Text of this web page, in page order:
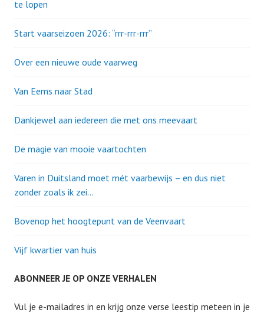
te lopen
Start vaarseizoen 2026: “rrr-rrr-rrr”
Over een nieuwe oude vaarweg
Van Eems naar Stad
Dankjewel aan iedereen die met ons meevaart
De magie van mooie vaartochten
Varen in Duitsland moet mét vaarbewijs – en dus niet
zonder zoals ik zei…
Bovenop het hoogtepunt van de Veenvaart
Vijf kwartier van huis
ABONNEER JE OP ONZE VERHALEN
Vul je e-mailadres in en krijg onze verse leestip meteen in je